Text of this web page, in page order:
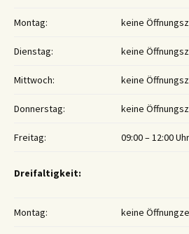
Montag: keine
Dienstag: keine
Mittwoch: keine
Donnerstag: keine
Freitag: 09:00 – 12:00 Uhr
Dreifaltigkeit:
Montag: keine